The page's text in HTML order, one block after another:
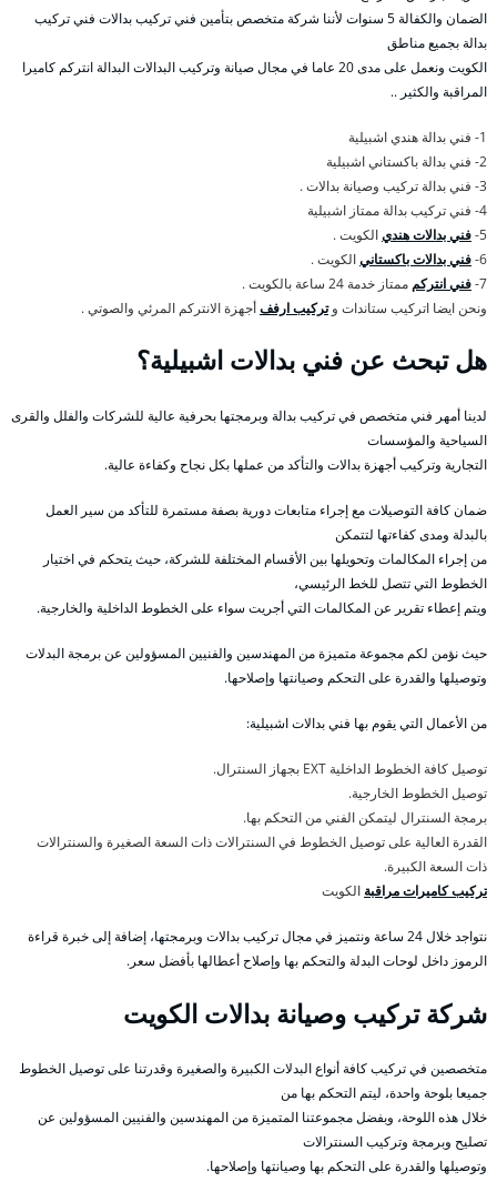
الضمان والكفالة 5 سنوات لأننا شركة متخصص بتأمين فني تركيب بدالات فني تركيب
بدالة بجميع مناطق
الكويت ونعمل على مدى 20 عاما في مجال صيانة وتركيب البدالات البدالة انتركم كاميرا
المراقبة والكثير ..
1- فني بدالة هندي اشبيلية
2- فني بدالة باكستاني اشبيلية
3- فني بدالة تركيب وصيانة بدالات .
4- فني تركيب بدالة ممتاز اشبيلية
5- فني بدالات هنديالكويت .
6- فني بدالات باكستانيالكويت .
7- فني انتركم ممتاز خدمة 24 ساعة بالكويت .
ونحن ايضا اتركيب ستاندات وتركيب ارففأجهزة الانتركم المرئي والصوتي .
هل تبحث عن فني بدالات اشبيلية؟
لدينا أمهر فني متخصص في تركيب بدالة وبرمجتها بحرفية عالية للشركات والفلل والقرى
السياحية والمؤسسات
التجارية وتركيب أجهزة بدالات والتأكد من عملها بكل نجاح وكفاءة عالية.
ضمان كافة التوصيلات مع إجراء متابعات دورية بصفة مستمرة للتأكد من سير العمل
بالبدلة ومدى كفاءتها لتتمكن
من إجراء المكالمات وتحويلها بين الأقسام المختلفة للشركة، حيث يتحكم في اختيار
الخطوط التي تتصل للخط الرئيسي،
ويتم إعطاء تقرير عن المكالمات التي أجريت سواء على الخطوط الداخلية والخارجية.
حيث نؤمن لكم مجموعة متميزة من المهندسين والفنيين المسؤولين عن برمجة البدلات
وتوصيلها والقدرة على التحكم وصيانتها وإصلاحها.
من الأعمال التي يقوم بها فني بدالات اشبيلية:
توصيل كافة الخطوط الداخلية EXT بجهاز السنترال.
توصيل الخطوط الخارجية.
برمجة السنترال ليتمكن الفني من التحكم بها.
القدرة العالية على توصيل الخطوط في السنترالات ذات السعة الصغيرة والسنترالات
ذات السعة الكبيرة.
تركيب كاميرات مراقبة الكويت
نتواجد خلال 24 ساعة ونتميز في مجال تركيب بدالات وبرمجتها، إضافة إلى خبرة قراءة
الرموز داخل لوحات البدلة والتحكم بها وإصلاح أعطالها بأفضل سعر.
شركة تركيب وصيانة بدالات الكويت
متخصصين في تركيب كافة أنواع البدلات الكبيرة والصغيرة وقدرتنا على توصيل الخطوط
جميعا بلوحة واحدة، ليتم التحكم بها من
خلال هذه اللوحة، وبفضل مجموعتنا المتميزة من المهندسين والفنيين المسؤولين عن
تصليح وبرمجة وتركيب السنترالات
وتوصيلها والقدرة على التحكم بها وصيانتها وإصلاحها.